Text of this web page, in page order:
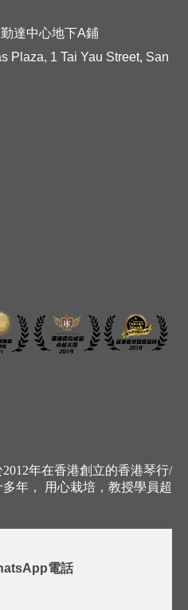
達中心地下A鋪
Plaza, 1 Tai Yau Street, San
年在香港創立的香港琴行/
年， 用心栽培，教授學員超
電話